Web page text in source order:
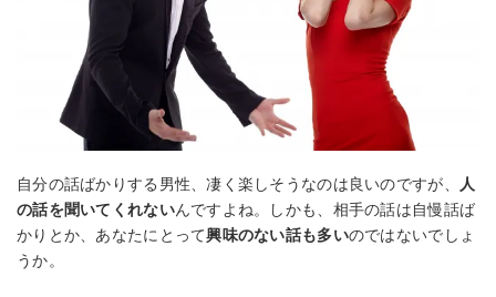
自分の話ばかりする男性、凄く楽しそうなのは良いのですが、
人
の話を聞いてくれないんですよね。しかも、相手の話は自慢話ば
かりとか、あなたにとって興味のない話も多いのではないでしょ
うか。